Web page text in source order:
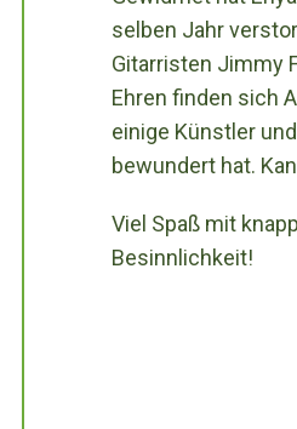
selben Jahr
Gitarristen Jimmy
Ehren finden sich
einige Künstler
bewundert hat.
Viel Spaß mit
Besinnlichkeit!